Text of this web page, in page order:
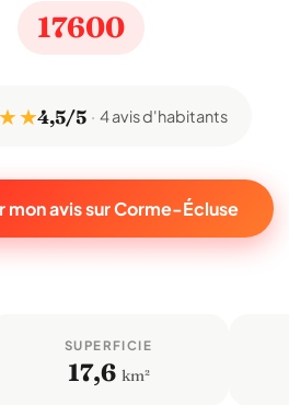
17600
★4,5/5 4 avis d'habitants
mon avis sur Corme-Écluse
SUPERFICIE
17,6 km²